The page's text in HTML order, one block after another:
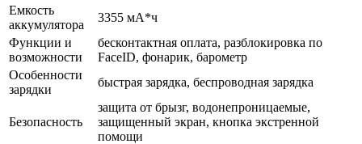
Емкость
аккумулятора
3355 мА*ч
Функции и
возможности
бесконтактная оплата, разблокировка по
FaceID, фонарик, барометр
Особенности
зарядки
быстрая зарядка, беспроводная зарядка
Безопасность
защита от брызг, водонепроницаемые,
защищенный экран, кнопка экстренной
помощи